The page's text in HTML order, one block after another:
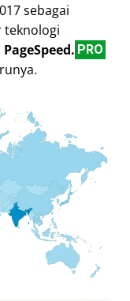
sebagai
teknologi
PageSpeed. PRO